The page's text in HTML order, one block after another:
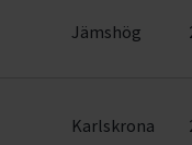
Jämshög
Karlskrona